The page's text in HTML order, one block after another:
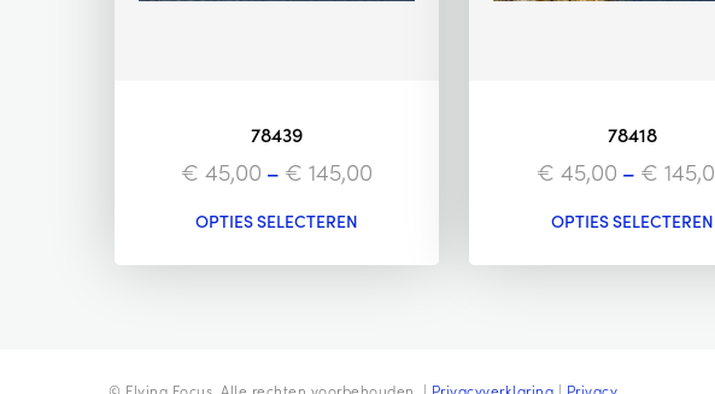
78439
€ 45,00 – € 145,00
OPTIES SELECTEREN
78418
€ 45,00 – €
OPTIES SELECTEREN